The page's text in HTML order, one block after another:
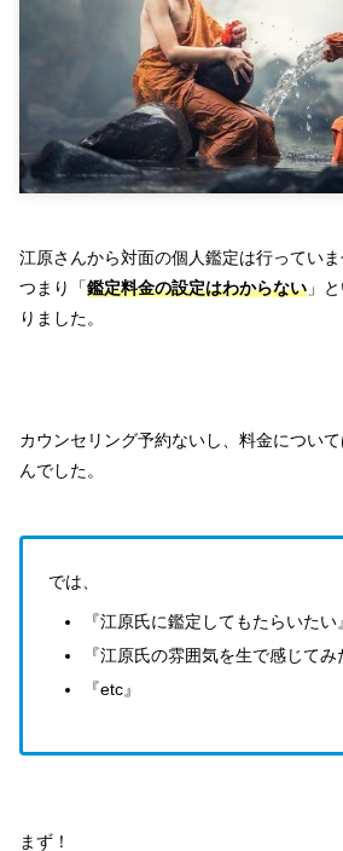
江原さんから対面の個人鑑定は行っていま
つまり「鑑定料金の設定はわからない 」
りました。
カウンセリング予約ないし、料金につい
んでした。
では、
『江原氏に鑑定してもたらいたい』
『江原氏の雰囲気を生で感じてみ
『etc』
まず！